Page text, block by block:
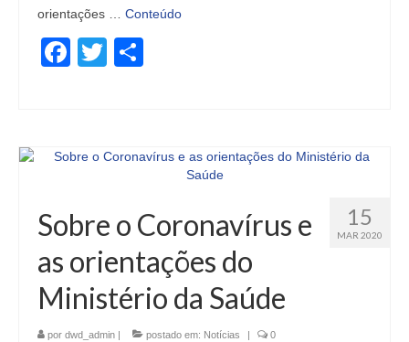
orientações … Conteúdo
Facebook
Twitter
15
MAR 2020
Sobre o Coronavírus e
as orientações do
Ministério da Saúde
por dwd_admin postado em: Notícias 0